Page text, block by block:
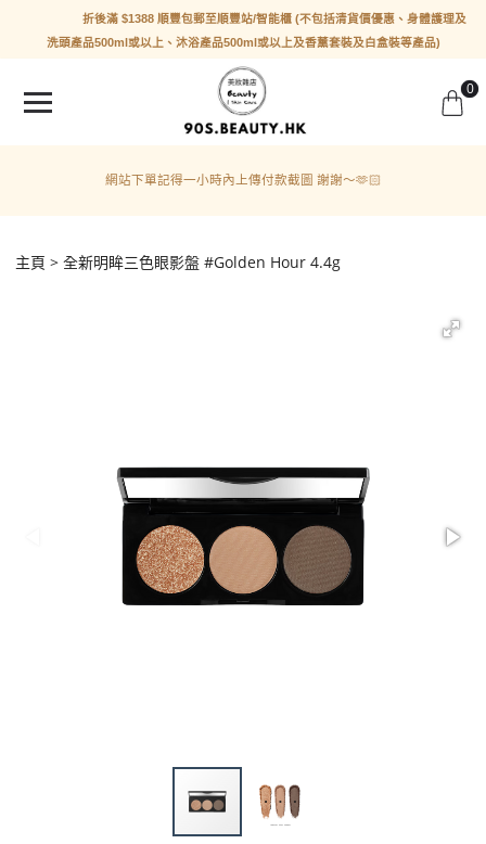
折後滿 $1388 順豐包郵至順豐站/智能櫃 (不包括清貨價優惠、身體護理及
洗頭產品500ml或以上、沐浴產品500ml或以上及香薰套裝及白盒裝等產品)
0
網站下單記得一小時內上傳付款截圖 謝謝～🫶🏻
主頁 全新明眸三色眼影盤 #Golden Hour 4.4g